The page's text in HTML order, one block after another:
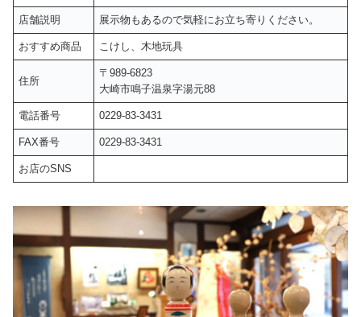
店舗説明 展示物もあるので気軽にお立ち寄りください。
おすすめ商品 こけし、木地玩具
住所
〒989-6823
大崎市鳴子温泉字湯元88
電話番号 0229-83-3431
FAX番号 0229-83-3431
お店のSNS